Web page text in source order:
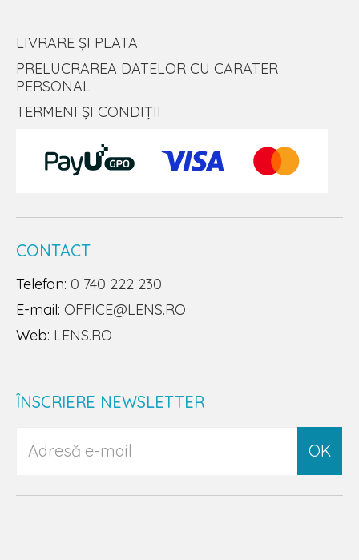
LIVRARE ȘI PLATA
PRELUCRAREA DATELOR CU CARATER
PERSONAL
TERMENI ȘI CONDIȚII
CONTACT
Telefon: 0 740 222 230
E-mail: OFFICE@LENS.RO
Web: LENS.RO
ÎNSCRIERE NEWSLETTER
OK